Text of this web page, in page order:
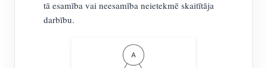
tā esamība vai neesamība neietekmē skaitītāja
darbību.